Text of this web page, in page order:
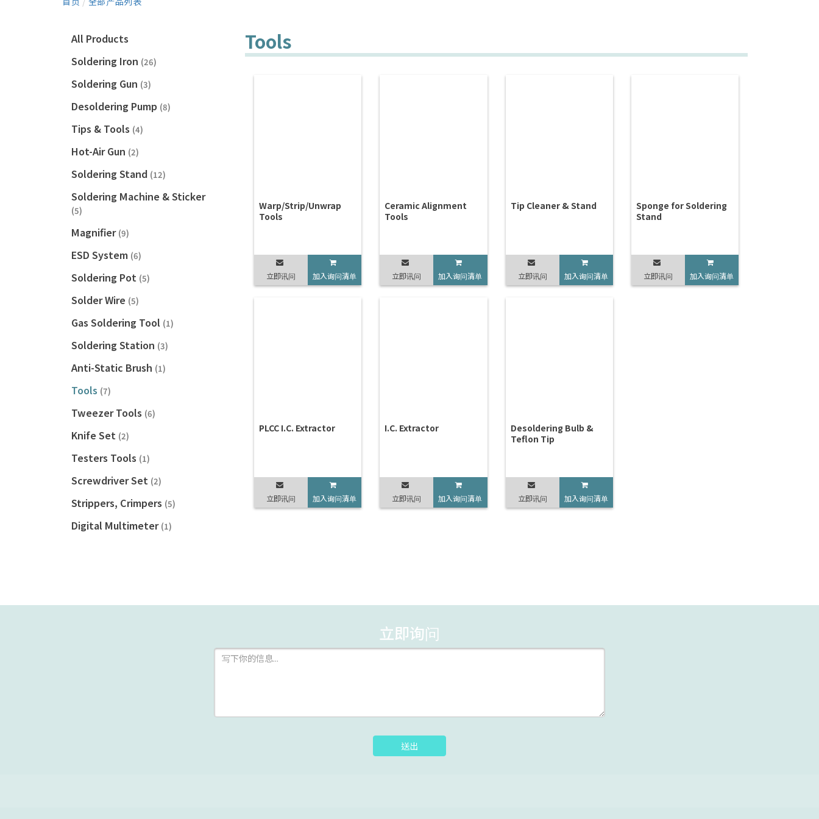
All Products
Soldering Iron (26)
Soldering Gun (3)
Desoldering Pump (8)
Tips & Tools (4)
Hot-Air Gun (2)
Soldering Stand (12)
Soldering Machine & Sticker
(5)
Magnifier (9)
ESD System (6)
Soldering Pot (5)
Solder Wire (5)
Gas Soldering Tool (1)
Soldering Station (3)
Anti-Static Brush (1)
Tools (7)
Tweezer Tools (6)
Knife Set (2)
Testers Tools (1)
Screwdriver Set (2)
Strippers, Crimpers (5)
Digital Multimeter (1)
Tools
Warp/Strip/Unwrap
Tools
立即讯问 加入询问清单
Ceramic Alignment
Tools
立即讯问 加入询问清单
Tip Cleaner & Stand
立即讯问 加入询问清单
Sponge for Soldering
Stand
立即讯问 加入询问清单
PLCC I.C. Extractor
立即讯问 加入询问清单
I.C. Extractor
立即讯问 加入询问清单
Desoldering Bulb &
Teflon Tip
立即讯问 加入询问清单
立即询问
送出